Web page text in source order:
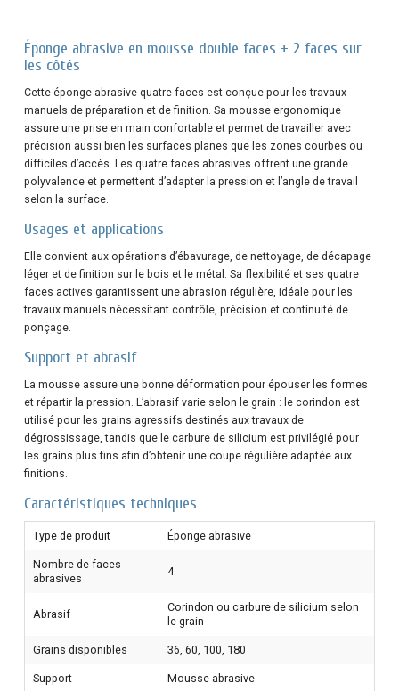
Éponge abrasive en mousse double faces + 2 faces sur
les côtés
Cette éponge abrasive quatre faces est conçue pour les travaux
manuels de préparation et de finition. Sa mousse ergonomique
assure une prise en main confortable et permet de travailler avec
précision aussi bien les surfaces planes que les zones courbes ou
difficiles d’accès. Les quatre faces abrasives offrent une grande
polyvalence et permettent d’adapter la pression et l’angle de travail
selon la surface.
Usages et applications
Elle convient aux opérations d’ébavurage, de nettoyage, de décapage
léger et de finition sur le bois et le métal. Sa flexibilité et ses quatre
faces actives garantissent une abrasion régulière, idéale pour les
travaux manuels nécessitant contrôle, précision et continuité de
ponçage.
Support et abrasif
La mousse assure une bonne déformation pour épouser les formes
et répartir la pression. L’abrasif varie selon le grain : le corindon est
utilisé pour les grains agressifs destinés aux travaux de
dégrossissage, tandis que le carbure de silicium est privilégié pour
les grains plus fins afin d’obtenir une coupe régulière adaptée aux
finitions.
Caractéristiques techniques
Type de produit Éponge abrasive
Nombre de faces
abrasives
4
Abrasif
Corindon ou carbure de silicium selon
le grain
Grains disponibles 36, 60, 100, 180
Support Mousse abrasive